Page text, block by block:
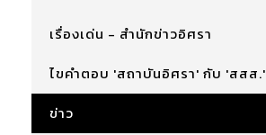
เรื่องเด่น - สำนักข่าวอิศรา
ไขคำตอบ 'สถาบันอิศรา' กับ 'สสส.'
ข่าว